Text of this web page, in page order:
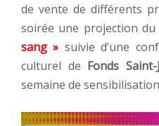
de vente de différents
soirée une projection du
sang » suivie d’une
culturel de Fonds Saint-
semaine de